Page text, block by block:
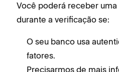
Você poderá receber
durante a verificação se:
O seu banco usa
fatores.
Precisarmos de mais